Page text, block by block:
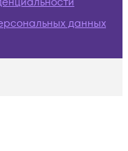
данных